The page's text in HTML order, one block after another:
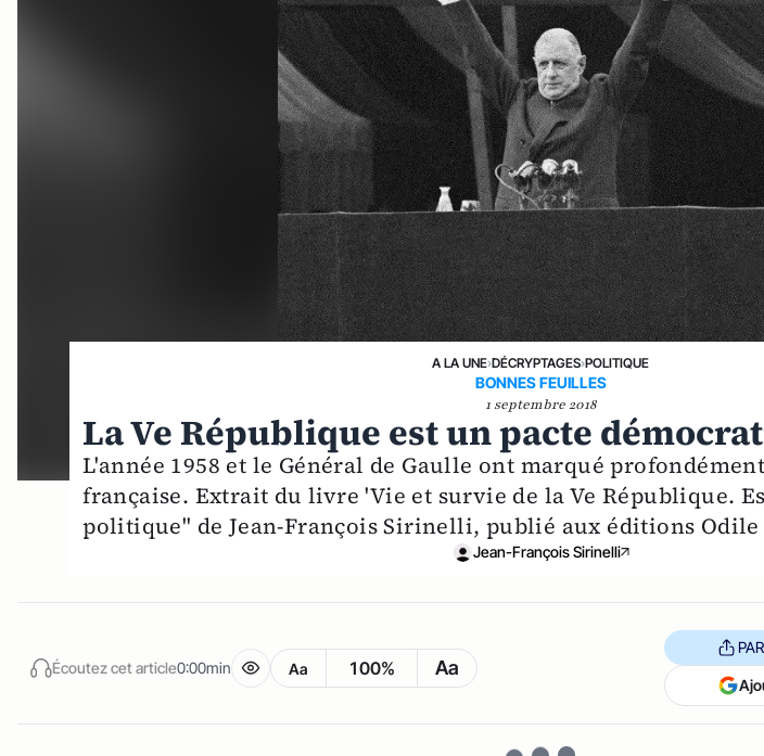
A LA UNE›DÉCRYPTAGES›POLITIQUE
BONNES FEUILLES
1 septembre 2018
La Ve République est un pacte
L'année 1958 et le Général de Gaulle ont marqué
française. Extrait du livre 'Vie et survie de la Ve République.
politique" de Jean-François Sirinelli, publié aux éditions Odile
Jean-François Sirinelli
Écoutez cet article0:00min Aa 100% Aa